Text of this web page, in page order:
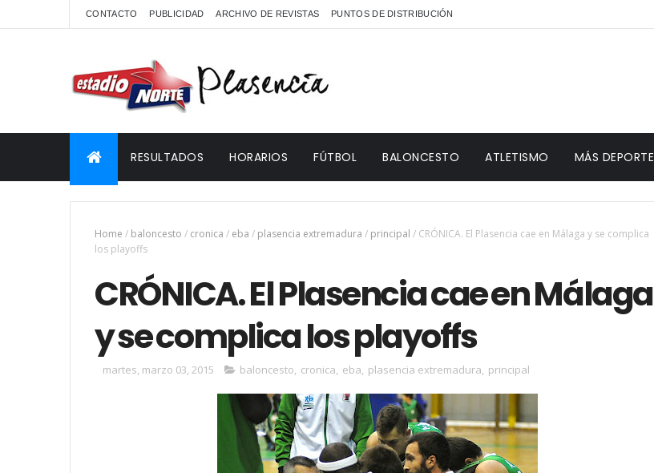
CONTACTO PUBLICIDAD ARCHIVO DE REVISTAS PUNTOS DE DISTRIBUCIÓN
RESULTADOS HORARIOS FÚTBOL BALONCESTO ATLETISMO MÁS DEPORTE
Home / baloncesto / cronica / eba / plasencia extremadura / principal / CRÓNICA. El Plasencia cae en Málaga y se complica
los playoffs
CRÓNICA. El Plasencia cae en Málaga
y se complica los playoffs
martes, marzo 03, 2015 baloncesto, cronica, eba, plasencia extremadura, principal